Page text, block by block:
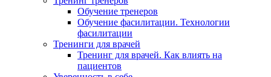
Обучение тренеров
Обучение фасилитации. Технологии
фасилитации
Тренинги для врачей
Тренинг для врачей. Как влиять на
пациентов